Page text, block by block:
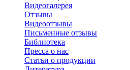
Видеогалерея
Отзывы
Видеоотзывы
Письменные отзывы
Библиотека
Пресса о нас
Статьи о продукции